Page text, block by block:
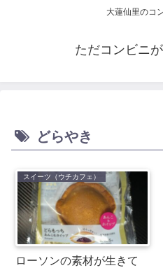
大蓮仙里のコ
ただコンビニ
どらやき
スイーツ（ウチカフェ）
ローソンの素材が生きて